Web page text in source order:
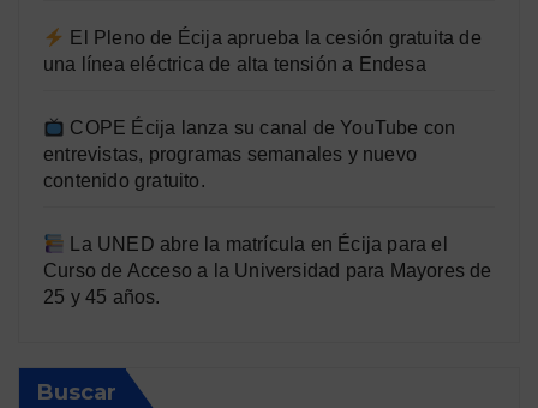
El Pleno de Écija aprueba la cesión gratuita de
una línea eléctrica de alta tensión a Endesa
COPE Écija lanza su canal de YouTube con
entrevistas, programas semanales y nuevo
contenido gratuito.
La UNED abre la matrícula en Écija para el
Curso de Acceso a la Universidad para Mayores de
25 y 45 años.
Buscar